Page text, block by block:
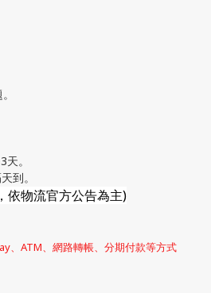
。
到。
依物流官方公告為主)
、ATM、網路轉帳、分期付款等方式